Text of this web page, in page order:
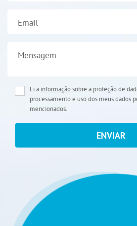
Email
Mensagem
Li a informaçãosobre a proteção de
processamento e uso dos meus dados
mencionados.
ENVIAR